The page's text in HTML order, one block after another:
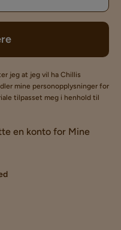
jeg at jeg vil ha Chillis
mine personopplysninger for
tilpasset meg i henhold til
en konto for Mine